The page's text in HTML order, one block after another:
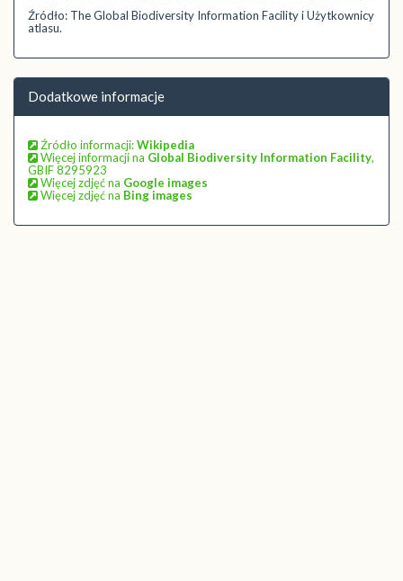
Źródło: The Global Biodiversity Information Facility i Użytkownicy
atlasu.
Dodatkowe informacje
Źródło informacji:Wikipedia
Więcej informacji na Global Biodiversity Information Facility,
GBIF 8295923
Więcej zdjęć na Google images
Więcej zdjęć na Bing images